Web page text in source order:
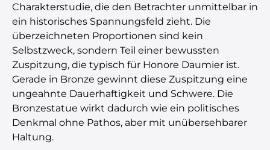
Charakterstudie, die den Betrachter unmittelbar in
ein historisches Spannungsfeld zieht. Die
überzeichneten Proportionen sind kein
Selbstzweck, sondern Teil einer bewussten
Zuspitzung, die typisch für Honore Daumier ist.
Gerade in Bronze gewinnt diese Zuspitzung eine
ungeahnte Dauerhaftigkeit und Schwere. Die
Bronzestatue wirkt dadurch wie ein politisches
Denkmal ohne Pathos, aber mit unübersehbarer
Haltung.